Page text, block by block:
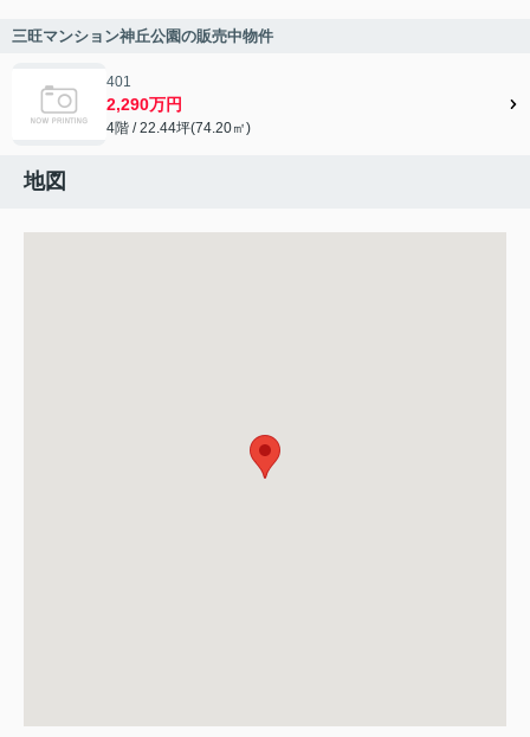
三旺マンション神丘公園の販売中物件
401
2,290万円
4階 / 22.44坪(74.20㎡)
地図